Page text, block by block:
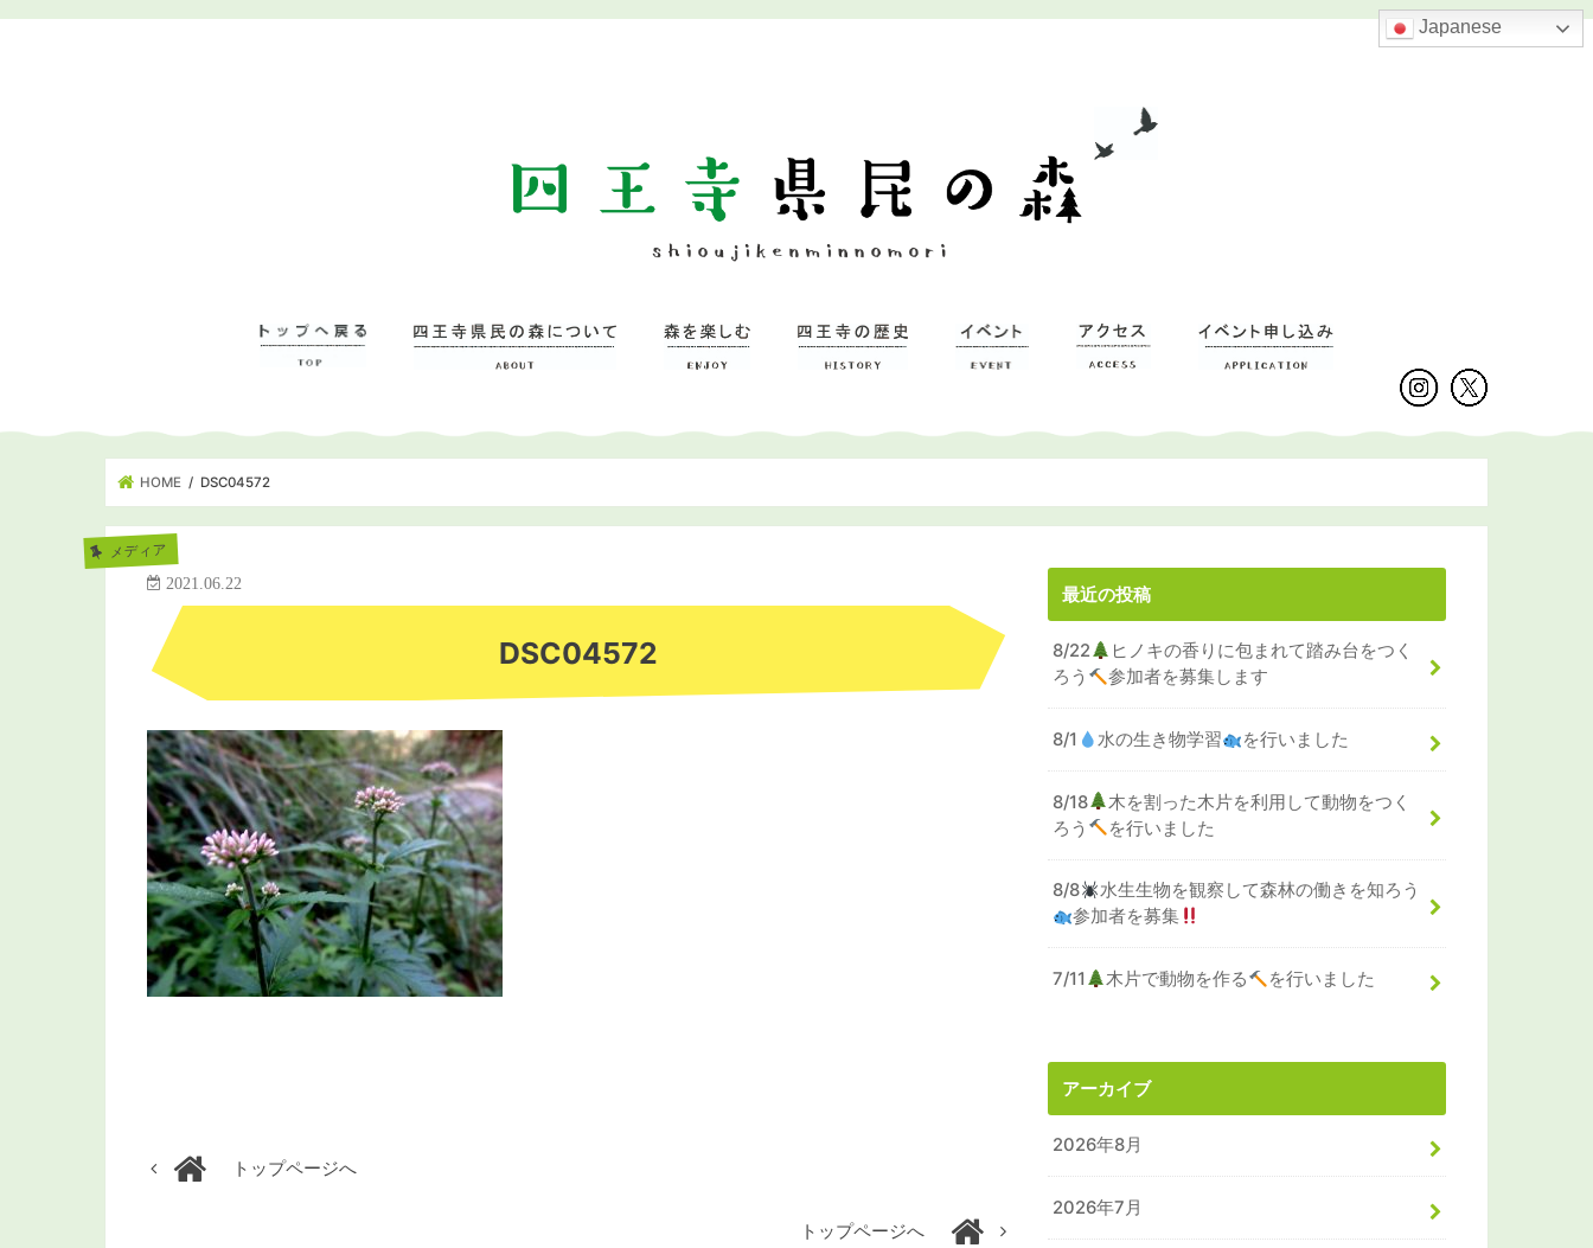
Japanese
HOME DSC04572
メディア
2021.06.22
DSC04572
トップページへ
トップページへ
最近の投稿
8/22
ヒノキの香りに包まれて踏み台をつく
ろう
参加者を募集します
8/1 水の生き物学習 を行いました
8/18
木を割った木片を利用して動物をつく
ろう
を行いました
8/8
水生生物を観察して森林の働きを知ろう
参加者を募集
7/11 木片で動物を作る を行いました
アーカイブ
2026年8月
2026年7月